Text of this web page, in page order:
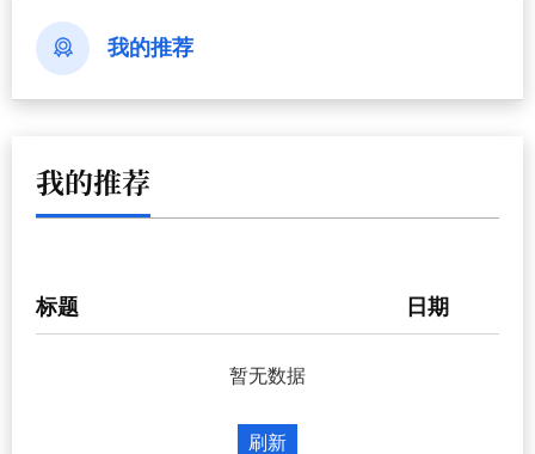
我的推荐
我的推荐
标题 日期
暂无数据
刷新